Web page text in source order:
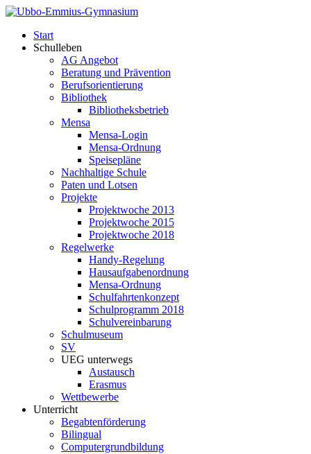
Start
Schulleben
AG Angebot
Beratung und Prävention
Berufsorientierung
Bibliothek
Bibliotheksbetrieb
Mensa
Mensa-Login
Mensa-Ordnung
Speisepläne
Nachhaltige Schule
Paten und Lotsen
Projekte
Projektwoche 2013
Projektwoche 2015
Projektwoche 2018
Regelwerke
Handy-Regelung
Hausaufgabenordnung
Mensa-Ordnung
Schulfahrtenkonzept
Schulprogramm 2018
Schulvereinbarung
Schulmuseum
SV
UEG unterwegs
Austausch
Erasmus
Wettbewerbe
Unterricht
Begabtenförderung
Bilingual
Computergrundbildung